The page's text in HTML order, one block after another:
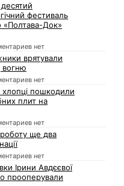
фестиваль
«Полтава-Док»
нет
врятували
вогню
нет
хлопці пошкодили
плит на
нет
ще два
нет
Ірини Авдєєвої
прооперували